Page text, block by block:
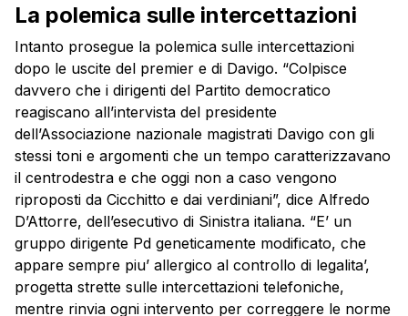
La polemica sulle intercettazioni
Intanto prosegue la polemica sulle intercettazioni
dopo le uscite del premier e di Davigo. “Colpisce
davvero che i dirigenti del Partito democratico
reagiscano all’intervista del presidente
dell’Associazione nazionale magistrati Davigo con gli
stessi toni e argomenti che un tempo caratterizzavano
il centrodestra e che oggi non a caso vengono
riproposti da Cicchitto e dai verdiniani”, dice Alfredo
D’Attorre, dell’esecutivo di Sinistra italiana. “E’ un
gruppo dirigente Pd geneticamente modificato, che
appare sempre piu’ allergico al controllo di legalita’,
progetta strette sulle intercettazioni telefoniche,
mentre rinvia ogni intervento per correggere le norme